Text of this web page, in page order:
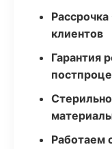
клиентов
Гарантия
Работаем